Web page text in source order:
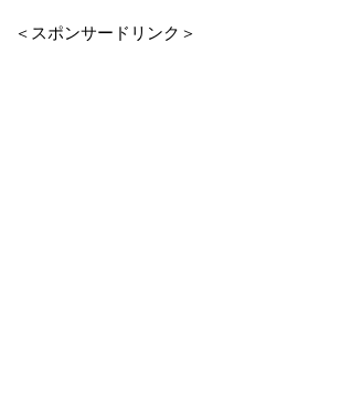
＜スポンサードリンク＞